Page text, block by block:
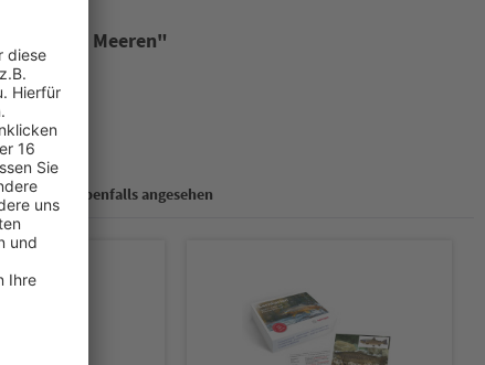
Europas Meeren"
sich ebenfalls angesehen